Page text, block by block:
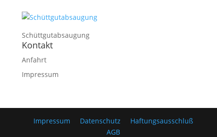
Schüttgutabsaugung
Kontakt
Anfahrt
Impressum
Impressum Datenschutz
Haftungsausschluß
AGB